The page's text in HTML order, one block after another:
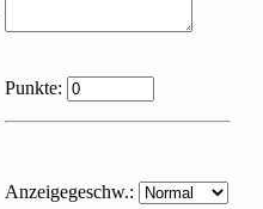
Punkte:
Anzeigegeschw.: